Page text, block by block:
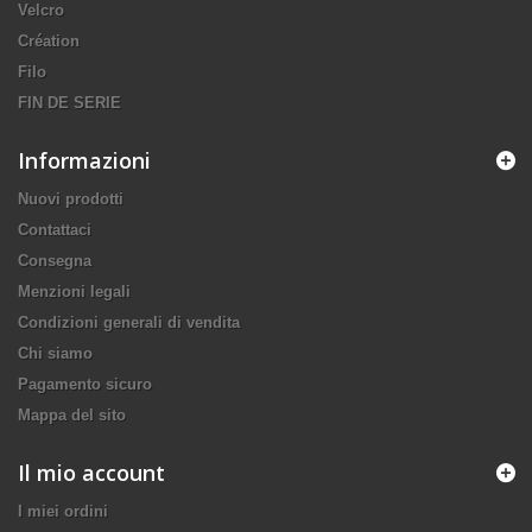
Velcro
Création
Filo
FIN DE SERIE
Informazioni
Nuovi prodotti
Contattaci
Consegna
Menzioni legali
Condizioni generali di vendita
Chi siamo
Pagamento sicuro
Mappa del sito
Il mio account
I miei ordini